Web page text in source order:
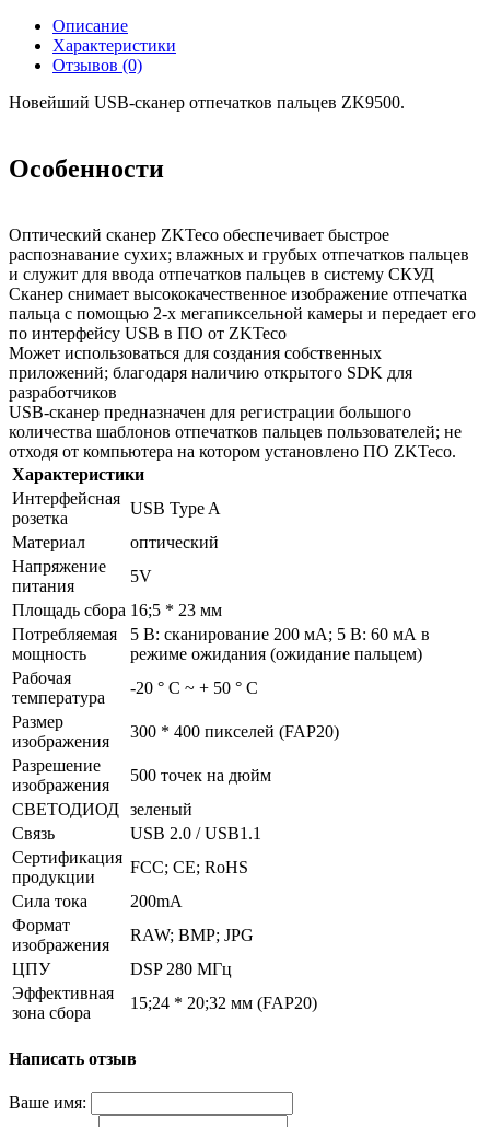
Описание
Характеристики
Отзывов (0)
Новейший USB-сканер отпечатков пальцев ZK9500.
Особенности
Оптический сканер ZKTeco обеспечивает быстрое
распознавание сухих; влажных и грубых отпечатков пальцев
и служит для ввода отпечатков пальцев в систему СКУД
Сканер снимает высококачественное изображение отпечатка
пальца с помощью 2-х мегапиксельной камеры и передает его
по интерфейсу USB в ПО от ZKTeco
Может использоваться для создания собственных
приложений; благодаря наличию открытого SDK для
разработчиков
USB-сканер предназначен для регистрации большого
количества шаблонов отпечатков пальцев пользователей; не
отходя от компьютера на котором установлено ПО ZKTeco.
Характеристики
Интерфейсная
розетка
USB Type A
Материал
оптический
Напряжение
питания
5V
Площадь сбора 16;5 * 23 мм
Потребляемая
мощность
5 В: сканирование 200 мА; 5 В: 60 мА в
режиме ожидания (ожидание пальцем)
Рабочая
температура
-20 ° С ~ + 50 ° С
Размер
изображения
300 * 400 пикселей (FAP20)
Разрешение
изображения
500 точек на дюйм
СВЕТОДИОД зеленый
Связь
USB 2.0 / USB1.1
Сертификация
продукции
FCC; CE; RoHS
Сила тока
200mA
Формат
изображения
RAW; BMP; JPG
ЦПУ
DSP 280 МГц
Эффективная
зона сбора
15;24 * 20;32 мм (FAP20)
Написать отзыв
Ваше имя: